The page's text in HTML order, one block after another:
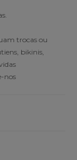
trocas ou
bikinis,
nos